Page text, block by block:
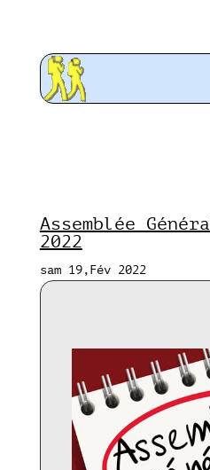
Assemblée
2022
sam 19,Fév 2022